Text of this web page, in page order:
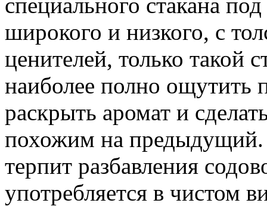
широкого и низкого, с
ценителей, только такой
наиболее полно ощутить
раскрыть аромат и
похожим на
терпит разбавления
употребляется в чистом